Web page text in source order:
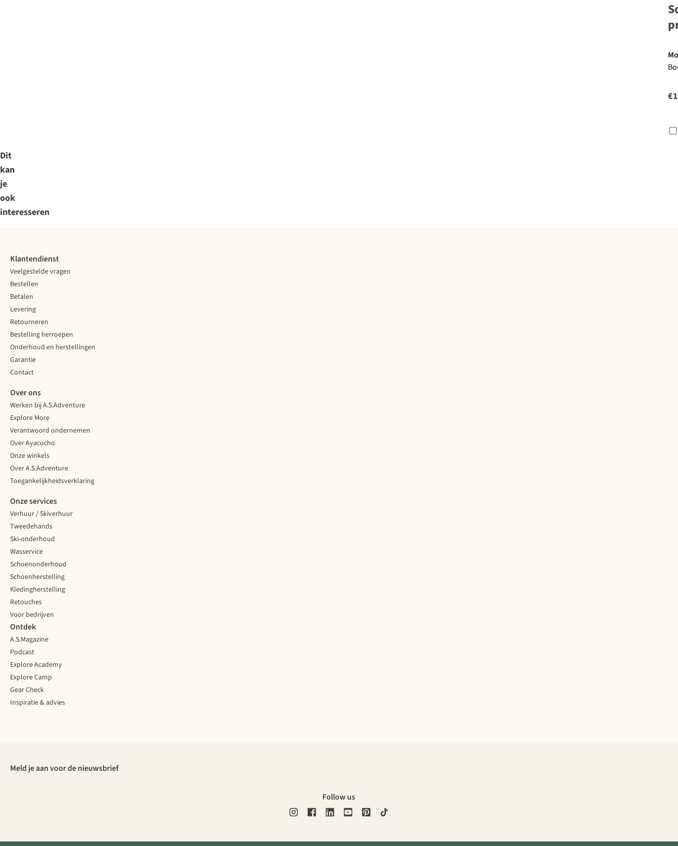
Dit
kan
je
ook
interesseren
Klantendienst
Veelgestelde vragen
Bestellen
Betalen
Levering
Retourneren
Bestelling herroepen
Onderhoud en herstellingen
Garantie
Contact
Over ons
Werken bij A.S.Adventure
Explore More
Verantwoord ondernemen
Over Ayacucho
Onze winkels
Over A.S.Adventure
Toegankelijkheidsverklaring
Onze services
Verhuur / Skiverhuur
Tweedehands
Ski-onderhoud
Wasservice
Schoenonderhoud
Schoenherstelling
Kledingherstelling
Retouches
Voor bedrijven
Ontdek
A.S.Magazine
Podcast
Explore Academy
Explore Camp
Gear Check
Inspiratie & advies
Meld je aan voor de nieuwsbrief
Follow us